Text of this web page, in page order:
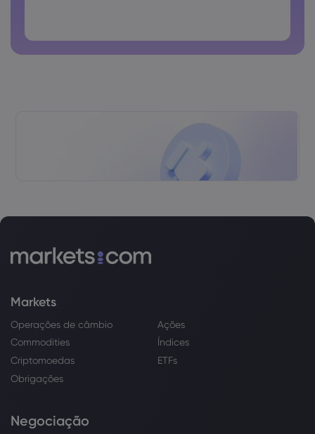
Markets
Operações de câmbio
Ações
Commodities
Índices
Criptomoedas
ETFs
Obrigações
Negociação